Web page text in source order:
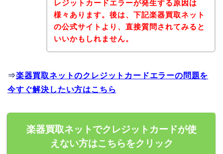
レジットカードエラーが発生する原因は
様々あります。後は、下記楽器買取ネット
の公式サイトより、直接質問されてみると
いいかもしれません。
⇒楽器買取ネットのクレジットカードエラーの問題を
今すぐ解決したい方はこちら
楽器買取ネットでクレジットカードが使
えない方はこちらをクリック